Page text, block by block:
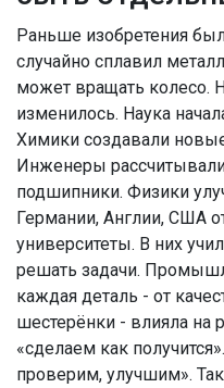
Раньше изобретения
случайно сплавил
может вращать колесо.
изменилось. Наука
Химики создавали
Инженеры
подшипники. Физики
Германии, Англии, США
университеты. В них
решать задачи.
каждая деталь - от
шестерёнки - влияла на
«сделаем как
проверим, улучшим».